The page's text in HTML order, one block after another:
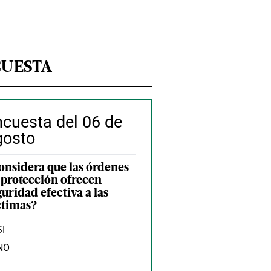
del 06 de
que las órdenes
ofrecen
efectiva a las